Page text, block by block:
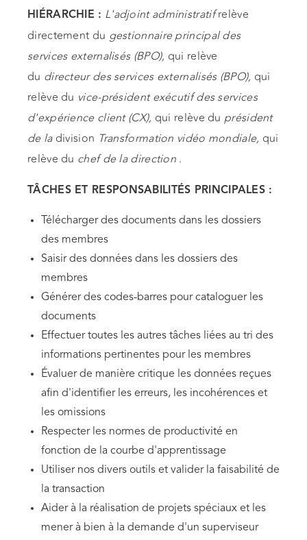
HIÉRARCHIE : L'adjoint administratifrelève
directement du gestionnaire principal des
services externalisés (BPO), qui relève
du directeur des services externalisés (BPO), qui
relève du vice-président exécutif des services
d'expérience client (CX), qui relève duprésident
de ladivision Transformation vidéo mondiale, qui
relève du chef de la direction .
TÂCHES ET RESPONSABILITÉS PRINCIPALES :
Télécharger des documents dans les dossiers
des membres
Saisir des données dans les dossiers des
membres
Générer des codes-barres pour cataloguer les
documents
Effectuer toutes les autres tâches liées au tri des
informations pertinentes pour les membres
Évaluer de manière critique les données reçues
afin d'identifier les erreurs, les incohérences et
les omissions
Respecter les normes de productivité en
fonction de la courbe d'apprentissage
Utiliser nos divers outils et valider la faisabilité de
la transaction
Aider à la réalisation de projets spéciaux et les
mener à bien à la demande d'un superviseur